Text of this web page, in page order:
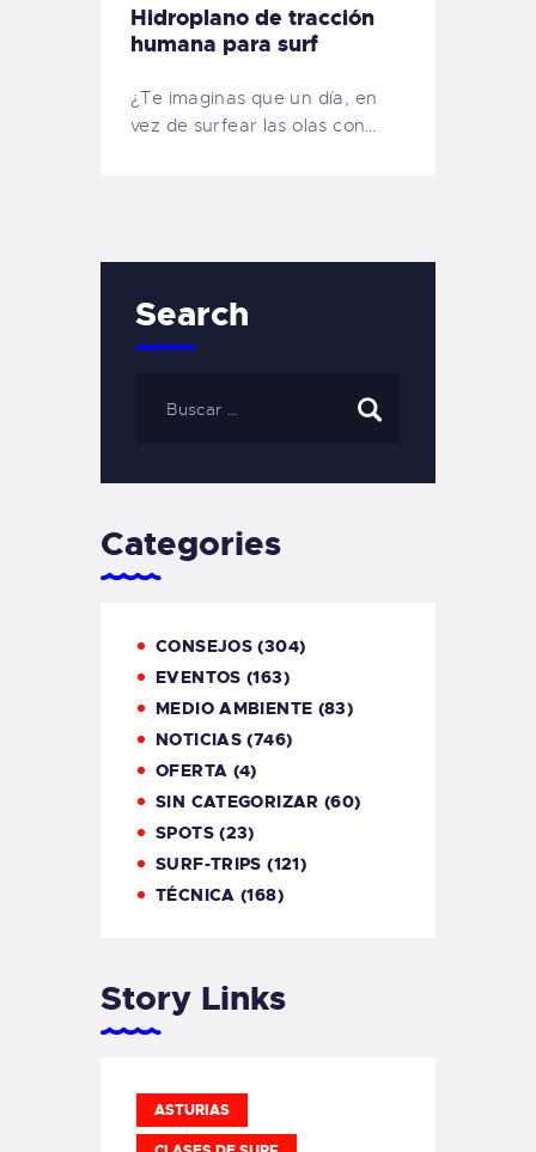
Hidroplano de tracción
humana para surf
¿Te imaginas que un día, en
vez de surfear las olas con…
Search
Categories
CONSEJOS (304)
EVENTOS (163)
MEDIO AMBIENTE (83)
NOTICIAS (746)
OFERTA (4)
SIN CATEGORIZAR (60)
SPOTS(23)
SURF-TRIPS (121)
TÉCNICA (168)
Story Links
ASTURIAS